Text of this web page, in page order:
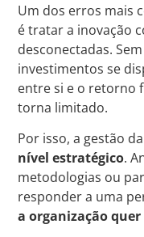
Um dos erros mais
é tratar a inovação
desconectadas.
investimentos se
entre si e o retorno
torna limitado.
Por isso, a gestão
nível estratégico.
metodologias ou
responder a uma
a organização quer